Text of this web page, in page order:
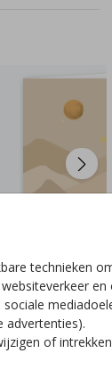
technieken
advertenties).
of